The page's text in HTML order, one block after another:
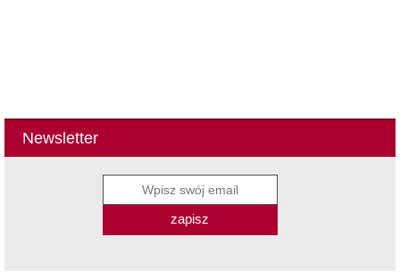
Newsletter
zapisz